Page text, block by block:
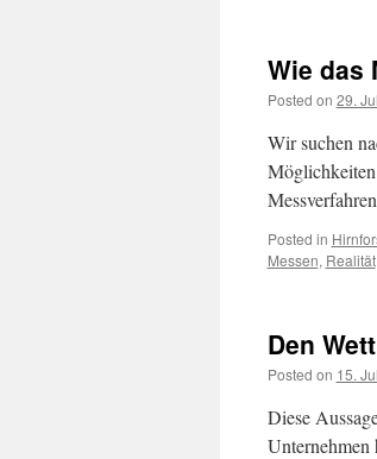
Wie das
Posted on 29.
Wir suchen
Posted in
Messen, Realität,
Den
Posted on 15.
Diese
Unternehmen